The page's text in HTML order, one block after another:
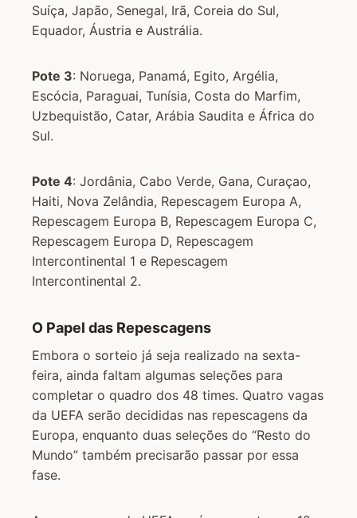
Suíça, Japão, Senegal, Irã, Coreia do Sul,
Equador, Áustria e Austrália.
Pote 3: Noruega, Panamá, Egito, Argélia,
Escócia, Paraguai, Tunísia, Costa do Marfim,
Uzbequistão, Catar, Arábia Saudita e África do
Sul.
Pote 4: Jordânia, Cabo Verde, Gana, Curaçao,
Haiti, Nova Zelândia, Repescagem Europa A,
Repescagem Europa B, Repescagem Europa C,
Repescagem Europa D, Repescagem
Intercontinental 1 e Repescagem
Intercontinental 2.
O Papel das Repescagens
Embora o sorteio já seja realizado na sexta-
feira, ainda faltam algumas seleções para
completar o quadro dos 48 times. Quatro vagas
da UEFA serão decididas nas repescagens da
Europa, enquanto duas seleções do “Resto do
Mundo” também precisarão passar por essa
fase.